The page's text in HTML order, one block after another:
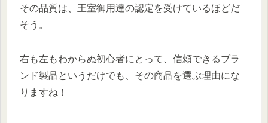
その品質は、王室御用達の認定を受けているほどだ
そう。
右も左もわからぬ初心者にとって、信頼できるブラ
ンド製品というだけでも、その商品を選ぶ理由にな
りますね！